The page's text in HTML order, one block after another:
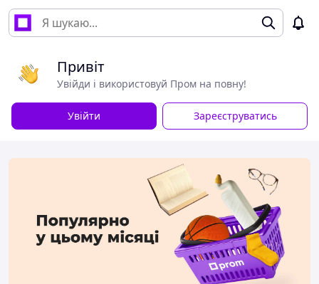
Привіт
Увійди і використовуй Пром на повну!
Увійти Зареєструватись